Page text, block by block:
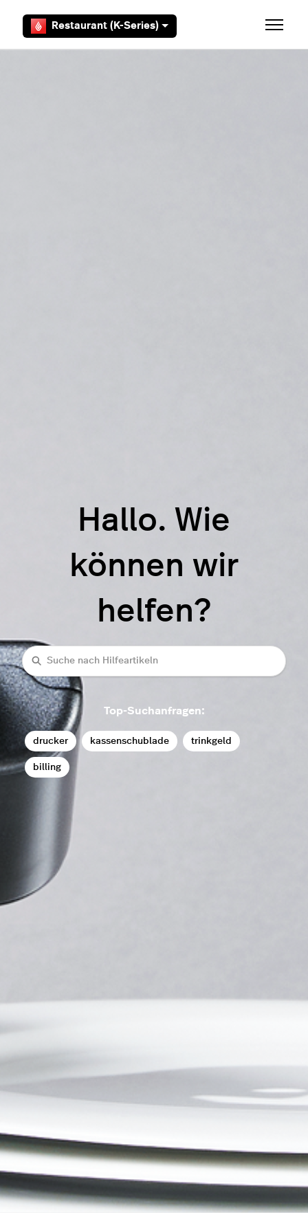
Restaurant (K-Series)
Hallo. Wie
können wir
helfen?
Suche
Top-Suchanfragen:
drucker kassenschublade trinkgeld
billing